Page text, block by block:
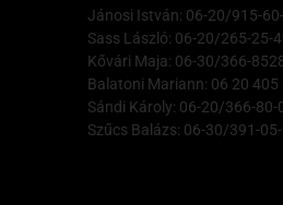
Jánosi István: 06-20/915-
Sass László: 06-20/265-25-
Kővári Maja: 06-30/366-
Balatoni Mariann: 06 20 405
Sándi Károly: 06-20/366-80-
Szűcs Balázs: 06-30/391-